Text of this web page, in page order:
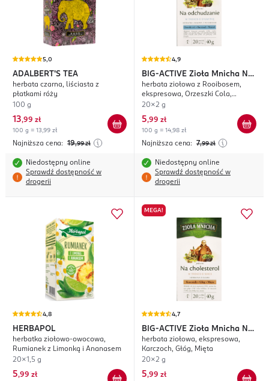
5,0
ADALBERT'S TEA
herbata czarna, liściasta z
płatkami róży
100 g
13,99 zł
100 g = 13,99 zł
Najniższa cena: 19,99 zł
Niedostępny online
Sprawdź dostępność w
drogerii
4,9
BIG-ACTIVE Zioła Mnicha Na
Odchudzanie
herbata ziołowa z Rooibosem,
ekspresowa, Orzeszki Cola,
Rumianek, Mniszek
20x2 g
5,99 zł
100 g = 14,98 zł
Najniższa cena: 7,99 zł
Niedostępny online
Sprawdź dostępność w
drogerii
4,8
HERBAPOL
herbatka ziołowo-owocowa,
Rumianek z Limonką i Ananasem
20x1,5 g
5,99 zł
MEGA!
4,7
BIG-ACTIVE Zioła Mnicha Na
Cholesterol
herbata ziołowa, ekspresowa,
Karczoch, Głóg, Mięta
20x2 g
5,99 zł